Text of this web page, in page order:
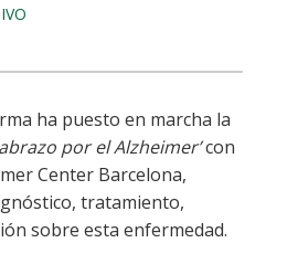
ha puesto en marcha la
abrazo por el Alzheimer’con
Center Barcelona,
tratamiento,
sobre esta enfermedad.